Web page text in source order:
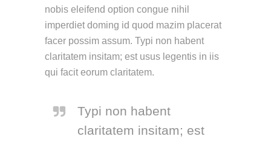
nobis eleifend option congue nihil
imperdiet doming id quod mazim placerat
facer possim assum. Typi non habent
claritatem insitam; est usus legentis in iis
qui facit eorum claritatem.
Typi non habent
claritatem insitam; est